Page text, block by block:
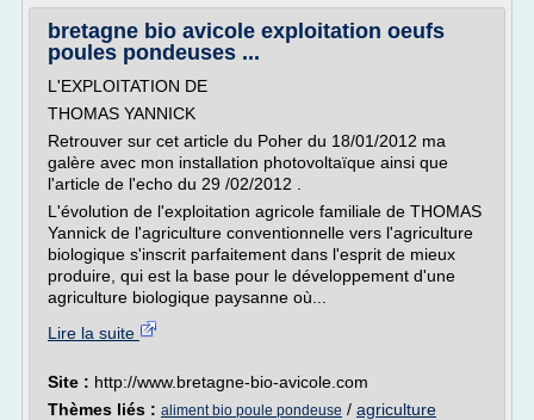
bretagne bio avicole exploitation oeufs
poules pondeuses ...
L'EXPLOITATION DE
THOMAS YANNICK
Retrouver sur cet article du Poher du 18/01/2012 ma
galère avec mon installation photovoltaïque ainsi que
l'article de l'echo du 29 /02/2012 .
L'évolution de l'exploitation agricole familiale de THOMAS
Yannick de l'agriculture conventionnelle vers l'agriculture
biologique s'inscrit parfaitement dans l'esprit de mieux
produire, qui est la base pour le développement d'une
agriculture biologique paysanne où...
Lire la suite
Site : http://www.bretagne-bio-avicole.com
Thèmes liés : aliment bio poule pondeuse / agriculture